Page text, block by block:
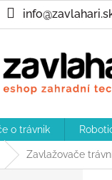
o trávnik
Zavlažovače